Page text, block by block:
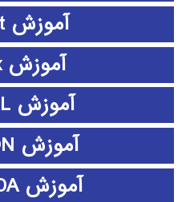
آموزش L-Edit
آموزش Latex
آموزش LISREL
آموزش LUMION
آموزش MAXQDA